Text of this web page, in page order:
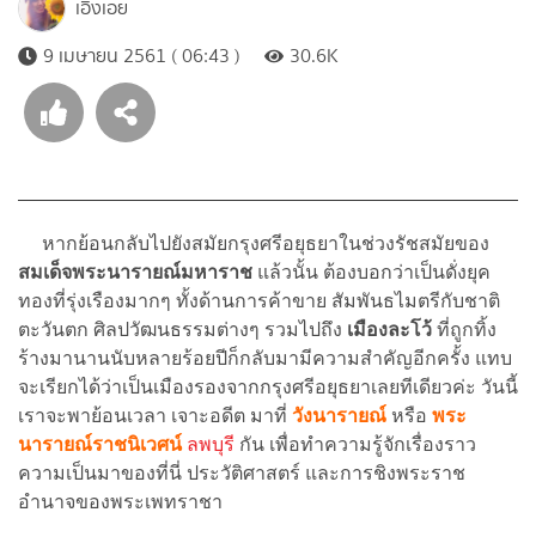
เอิงเอย
9 เมษายน 2561 ( 06:43 )
30.6K
หากย้อนกลับไปยังสมัยกรุงศรีอยุธยาในช่วงรัชสมัยของ
สมเด็จพระนารายณ์มหาราช แล้วนั้น ต้องบอกว่าเป็นดั่งยุค
ทองที่รุ่งเรืองมากๆ ทั้งด้านการค้าขาย สัมพันธไมตรีกับชาติ
ตะวันตก ศิลปวัฒนธรรมต่างๆ รวมไปถึง เมืองละโว้ ที่ถูกทิ้ง
ร้างมานานนับหลายร้อยปีก็กลับมามีความสำคัญอีกครั้ง แทบ
จะเรียกได้ว่าเป็นเมืองรองจากกรุงศรีอยุธยาเลยทีเดียวค่ะ วันนี้
เราจะพาย้อนเวลา เจาะอดีต มาที่ วังนารายณ์ หรือ พระ
นารายณ์ราชนิเวศน์ ลพบุรี กัน เพื่อทำความรู้จักเรื่องราว
ความเป็นมาของที่นี่ ประวัติศาสตร์ และการชิงพระราช
อำนาจของพระเพทราชา